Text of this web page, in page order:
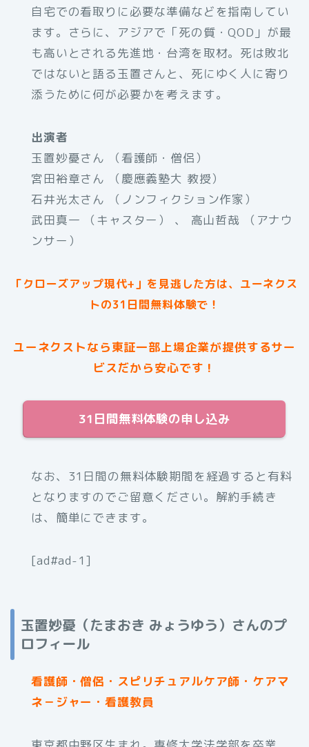
自宅での看取りに必要な準備などを指南してい
ます。さらに、アジアで「死の質・QOD」が最
も高いとされる先進地・台湾を取材。死は敗北
ではないと語る玉置さんと、死にゆく人に寄り
添うために何が必要かを考えます。
出演者
玉置妙憂さん （看護師・僧侶）
宮田裕章さん （慶應義塾大 教授）
石井光太さん （ノンフィクション作家）
武田真一 （キャスター） 、 高山哲哉 （アナウ
ンサー）
「クローズアップ現代+」を見逃した方は、ユーネクス
トの31日間無料体験で！
ユーネクストなら東証一部上場企業が提供するサー
ビスだから安心です！
31日間無料体験の申し込み
なお、31日間の無料体験期間を経過すると有料
となりますのでご留意ください。解約手続き
は、簡単にできます。
[ad#ad-1]
玉置妙憂（たまおき みょうゆう）さんのプ
ロフィール
看護師・僧侶・スピリチュアルケア師・ケアマ
ネ－ジャー・看護教員